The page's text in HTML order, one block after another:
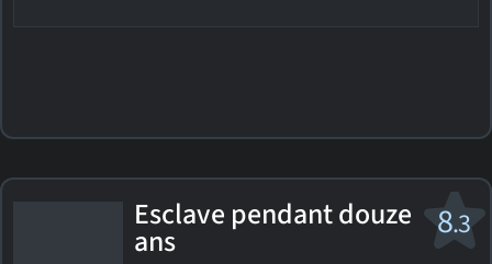
8.3
Esclave pendant douze
ans